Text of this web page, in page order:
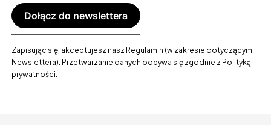
Dołącz do newslettera
Zapisując się, akceptujesz nasz Regulamin (w zakresie dotyczącym
Newslettera). Przetwarzanie danych odbywa się zgodnie z Polityką
prywatności.